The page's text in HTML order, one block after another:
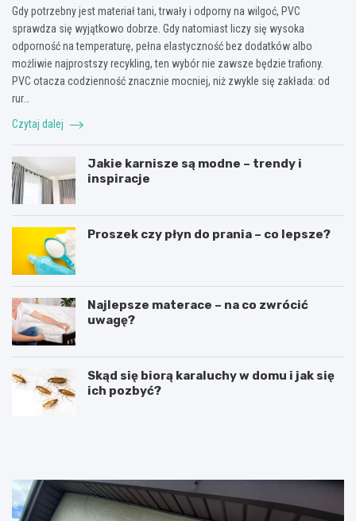
Gdy potrzebny jest materiał tani, trwały i odporny na wilgoć, PVC
sprawdza się wyjątkowo dobrze. Gdy natomiast liczy się wysoka
odporność na temperaturę, pełna elastyczność bez dodatków albo
możliwie najprostszy recykling, ten wybór nie zawsze będzie trafiony.
PVC otacza codzienność znacznie mocniej, niż zwykle się zakłada: od
rur…
Czytaj dalej
Jakie karnisze są modne – trendy i
inspiracje
Proszek czy płyn do prania – co lepsze?
Najlepsze materace – na co zwrócić
uwagę?
Skąd się biorą karaluchy w domu i jak się
ich pozbyć?
o
w
k
a